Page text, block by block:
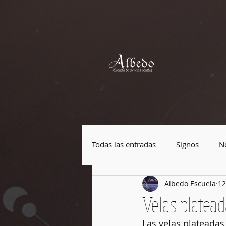
Todas las entradas Signos
Plantas mágicas Piedras
Velas
Albedo Escuela
Las velas